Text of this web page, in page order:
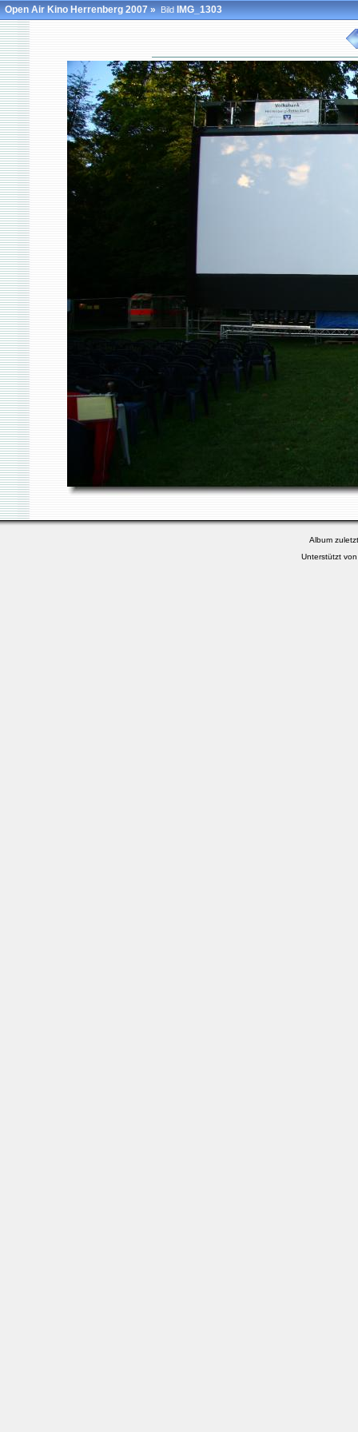
Open Air Kino Herrenberg 2007»BildIMG_1303
Album
Unterstützt